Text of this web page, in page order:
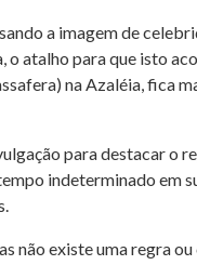
a imagem de
atalho para que isto
na Azaléia, fica
para destacar o
indeterminado em
não existe uma regra